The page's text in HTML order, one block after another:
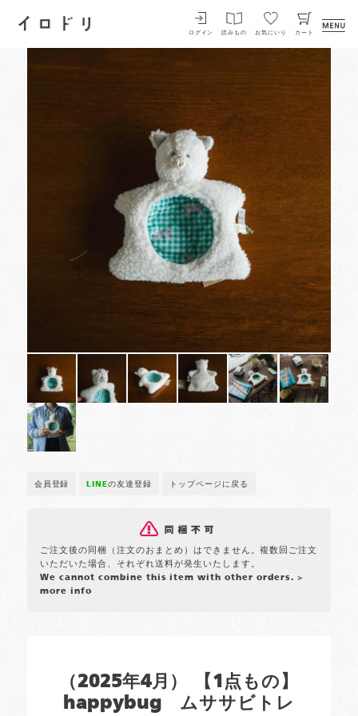
イロドリ
ログイン 読みもの お気にいり カート
会員登録 LINEの友達登録 トップページに戻る
ご注文後の同梱（注文のおまとめ）はできません。複数回ご注文
いただいた場合、それぞれ送料が発生いたします。
We cannot combine this item with other orders. >
more info
（2025年4月） 【1点もの】
happybug ムササビトレ